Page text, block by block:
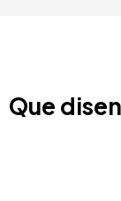
Que